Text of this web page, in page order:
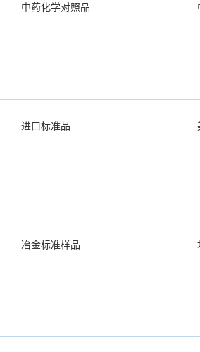
中药化学对照品
进口标准品
冶金标准样品